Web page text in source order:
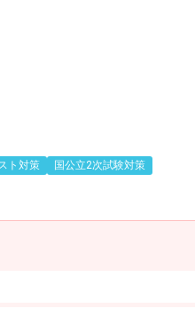
ト対策
国公立2次試験対策